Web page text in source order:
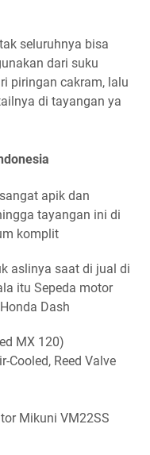
seluruhnya bisa
dari suku
piringan cakram, lalu
di tayangan ya
apik dan
tayangan ini di
komplit
aslinya saat di jual di
itu Sepeda motor
Dash
MX 120)
Cooled, Reed Valve
Mikuni VM22SS